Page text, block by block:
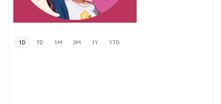
1D 7D 1M 3M 1Y YTD